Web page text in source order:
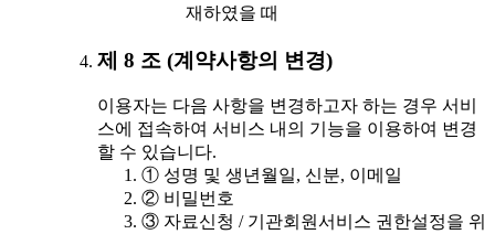
재하였을 때
제 8 조 (계약사항의 변경)
이용자는 다음 사항을 변경하고자 하는 경우 서비
스에 접속하여 서비스 내의 기능을 이용하여 변경
할 수 있습니다.
① 성명 및 생년월일, 신분, 이메일
② 비밀번호
③ 자료신청 / 기관회원서비스 권한설정을 위